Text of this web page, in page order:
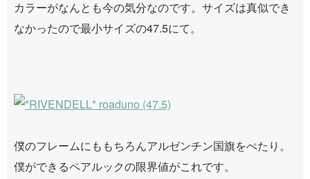
カラーがなんとも今の気分なのです。サイズは真似でき
なかったので最小サイズの47.5にて。
僕のフレームにももちろんアルゼンチン国旗をぺたり。
僕ができるペアルックの限界値がこれです。